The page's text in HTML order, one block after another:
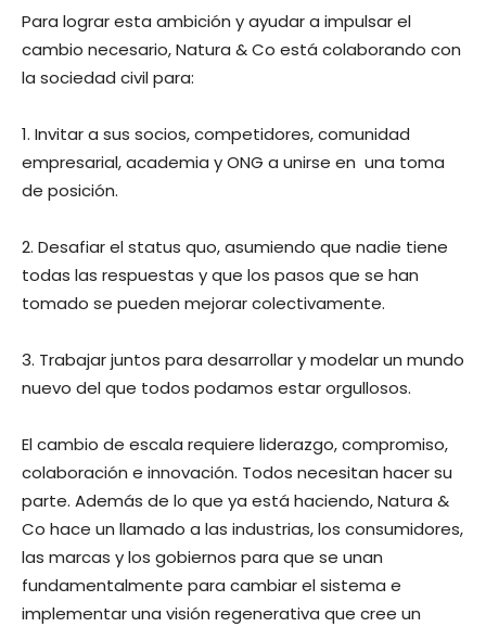
Para lograr esta ambición y ayudar a impulsar el
cambio necesario, Natura & Co está colaborando con
la sociedad civil para:
1. Invitar a sus socios, competidores, comunidad
empresarial, academia y ONG a unirse en una toma
de posición.
2. Desafiar el status quo, asumiendo que nadie tiene
todas las respuestas y que los pasos que se han
tomado se pueden mejorar colectivamente.
3. Trabajar juntos para desarrollar y modelar un mundo
nuevo del que todos podamos estar orgullosos.
El cambio de escala requiere liderazgo, compromiso,
colaboración e innovación. Todos necesitan hacer su
parte. Además de lo que ya está haciendo, Natura &
Co hace un llamado a las industrias, los consumidores,
las marcas y los gobiernos para que se unan
fundamentalmente para cambiar el sistema e
implementar una visión regenerativa que cree un